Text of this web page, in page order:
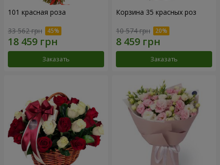
101 красная роза
33 562 грн
Заказать
Корзина 35 красных роз
10 574 грн
Заказать